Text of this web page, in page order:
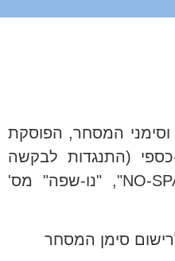
המסחר, הפוסקת
כספי (התנגדות לבקשה
לרישום סימן המסחר "NO-SPA", "נו-שפה" מס'
סימן המסחר